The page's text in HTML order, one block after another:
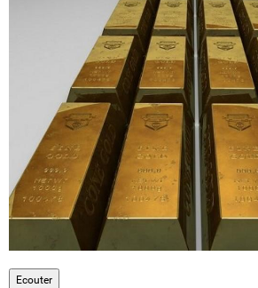
Circuits touristiques
Tourisme
Régions
Hotels
Evenements
Ecouter